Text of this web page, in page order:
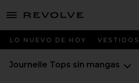
menu - shows more content
LO NUEVO DE HOY VESTIDOS
Journelle Tops sin mangas